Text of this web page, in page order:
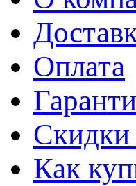
Оплата
Скидки
Как